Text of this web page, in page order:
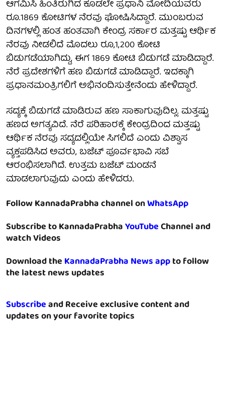
ಆಗಮಿಸಿ ಹಿಂತಿರುಗಿದ ಕೂಡಲೇ ಪ್ರಧಾನಿ ಮೋದಿಯವರು
ರೂ.1869 ಕೋಟಿಗಳ ನೆರವು ಘೋಷಿಸಿದ್ದಾರೆ. ಮುಂಬರುವ
ದಿನಗಳಲ್ಲಿ ಹಂತ ಹಂತವಾಗಿ ಕೇಂದ್ರ ಸರ್ಕಾರ ಮತ್ತಷ್ಟು ಆರ್ಥಿಕ
ನೆರವು ನೀಡಲಿದೆ ಮೊದಲು ರೂ,1,200 ಕೋಟಿ
ಬಿಡುಗಡೆಯಾಗಿದ್ದು, ಈಗ 1869 ಕೋಟಿ ಬಿಡುಗಡೆ ಮಾಡಿದ್ದಾರೆ.
ನೆರೆ ಪ್ರದೇಶಗಳಿಗೆ ಹಣ ಬಿಡುಗಡೆ ಮಾಡಿದ್ದಾರೆ. ಇದಕ್ಕಾಗಿ
ಪ್ರಧಾನಮಂತ್ರಿಗಲಿಗೆ ಅಭಿನಂದಿಸುತ್ತೇನೆಂದು ಹೇಳಿದ್ದಾರೆ.
ಸದ್ಯಕ್ಕೆ ಬಿಡುಗಡೆ ಮಾಡಿರುವ ಹಣ ಸಾಕಾಗುವುದಿಲ್ಲ. ಮತ್ತಷ್ಟು
ಹಣದ ಅಗತ್ಯವಿದೆ. ನೆರೆ ಪರಿಹಾರಕ್ಕೆ ಕೇಂದ್ರದಿಂದ ಮತ್ತಷ್ಟು
ಆರ್ಥಿಕ ನೆರವು ಸದ್ಯದಲ್ಲಿಯೇ ಸಿಗಲಿದೆ ಎಂದು ವಿಶ್ವಾಸ
ವ್ಯಕ್ತಪಡಿಸಿದ ಅವರು, ಬಜೆಟ್ ಪೂರ್ವಭಾವಿ ಸಬೆ
ಆರಂಭಿಸಲಾಗಿದೆ. ಉತ್ತಮ ಬಜೆಟ್ ಮಂಡನೆ
ಮಾಡಲಾಗುವುದು ಎಂದು ಹೇಳಿದರು.
Follow KannadaPrabha channel onWhatsApp
Subscribe to KannadaPrabhaYouTubeChannel and
watch Videos
Download theKannadaPrabha News appto follow
the latest news updates
Subscribeand Receive exclusive content and
updates on your favorite topics